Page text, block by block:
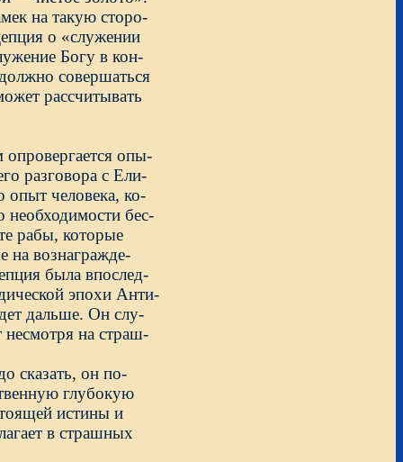
на такую сторо-
о «служении
Богу в кон-
совершаться
рассчитывать
опы-
разговора с Ели-
опыт человека, ко-
бес-
рабы, которые
на вознагражде-
была впослед-
эпохи Анти-
дальше. Он слу-
несмотря на страш-
сказать, он по-
глубокую
истины и
в страшных